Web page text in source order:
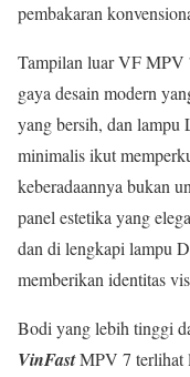
pembakaran
Tampilan luar VF MPV
gaya desain modern
yang bersih, dan
minimalis ikut
keberadaannya bukan
panel estetika yang
dan di lengkapi lampu
memberikan identitas
Bodi yang lebih tinggi
VinFastMPV 7 terlihat